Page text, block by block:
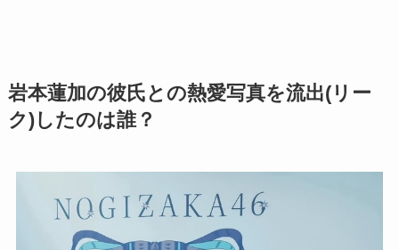
岩本蓮加の彼氏との熱愛写真を流出(リー
ク)したのは誰？